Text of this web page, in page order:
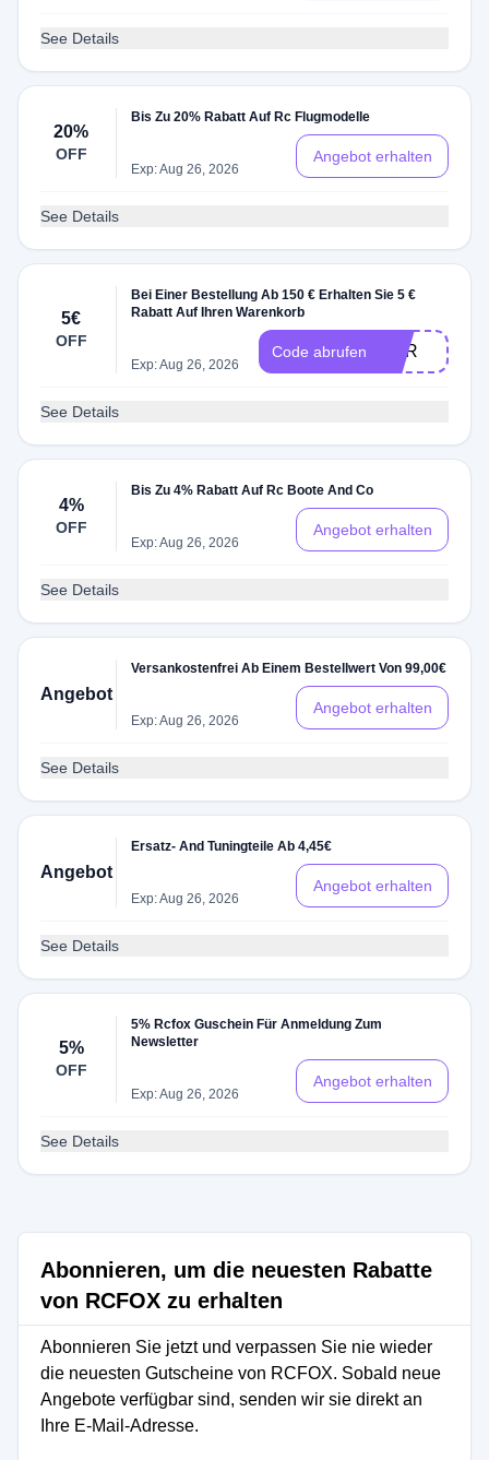
See Details
20%
OFF
Bis Zu 20% Rabatt Auf Rc Flugmodelle
Exp: Aug 26, 2026
Angebot erhalten
See Details
5€
OFF
Bei Einer Bestellung Ab 150 € Erhalten Sie 5 €
Rabatt Auf Ihren Warenkorb
Exp: Aug 26, 2026
Code abrufen EUR
See Details
4%
OFF
Bis Zu 4% Rabatt Auf Rc Boote And Co
Exp: Aug 26, 2026
Angebot erhalten
See Details
Angebot
Versankostenfrei Ab Einem Bestellwert Von 99,00€
Exp: Aug 26, 2026
Angebot erhalten
See Details
Angebot
Ersatz- And Tuningteile Ab 4,45€
Exp: Aug 26, 2026
Angebot erhalten
See Details
5%
OFF
5% Rcfox Guschein Für Anmeldung Zum
Newsletter
Exp: Aug 26, 2026
Angebot erhalten
See Details
Abonnieren, um die neuesten Rabatte
von RCFOX zu erhalten
Abonnieren Sie jetzt und verpassen Sie nie wieder
die neuesten Gutscheine von RCFOX. Sobald neue
Angebote verfügbar sind, senden wir sie direkt an
Ihre E-Mail-Adresse.